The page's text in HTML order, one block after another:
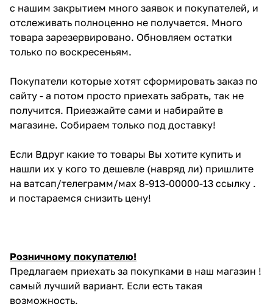
с нашим закрытием много заявок и покупателей, и
отслеживать полноценно не получается. Много
товара зарезервировано. Обновляем остатки
только по воскресеньям.
Покупатели которые хотят сформировать заказ по
сайту - а потом просто приехать забрать, так не
получится. Приезжайте сами и набирайте в
магазине. Собираем только под доставку!
Если Вдруг какие то товары Вы хотите купить и
нашли их у кого то дешевле (навряд ли) пришлите
на ватсап/телеграмм/мах 8-913-00000-13 ссылку .
и постараемся снизить цену!
Розничному покупателю!
Предлагаем приехать за покупками в наш магазин !
самый лучший вариант. Если есть такая
возможность.